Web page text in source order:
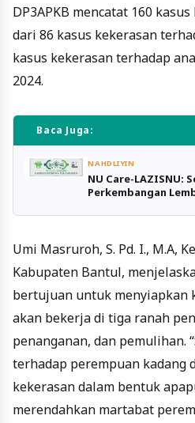
DP3APKB mencatat 160
dari 86 kasus kekerasan
kasus kekerasan terhadap
2024.
Baca Juga:
NAHDLIYIN
NU Care-LAZISNU:
Perkembangan
Umi Masruroh, S. Pd. I., M.A,
Kabupaten Bantul,
bertujuan untuk menyiapkan
akan bekerja di tiga ranah
penanganan, dan pemulihan.
terhadap perempuan kadang
kekerasan dalam bentuk
merendahkan martabat